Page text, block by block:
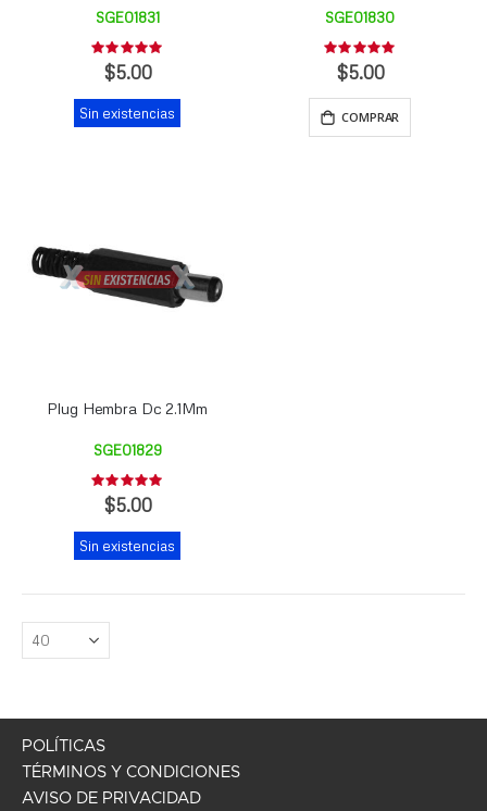
SGE01831
Rating:
0%$5.00
Sin existencias
SGE01830
Rating:
0%$5.00
COMPRAR
Plug Hembra Dc 2.1Mm
SGE01829
Rating:
0%$5.00
Sin existencias
POLÍTICAS
TÉRMINOS Y CONDICIONES
AVISO DE PRIVACIDAD